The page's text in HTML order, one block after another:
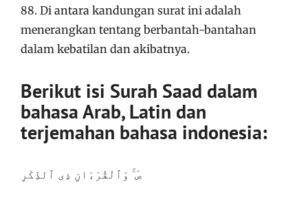
88. Di antara kandungan surat ini adalah
menerangkan tentang berbantah-bantahan
dalam kebatilan dan akibatnya.
Berikut isi Surah Saad dalam
bahasa Arab, Latin dan
terjemahan bahasa indonesia:
صٓ ۚ وَٱلْقُرْءَانِ ذِى ٱلذِّكْرِ